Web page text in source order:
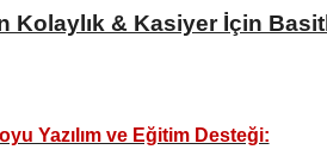
Kolaylık & Kasiyer İçin
Yazılım ve Eğitim Desteği: